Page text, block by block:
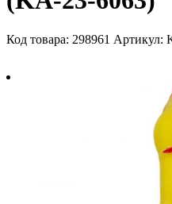
Код товара: 298961 Артикул: